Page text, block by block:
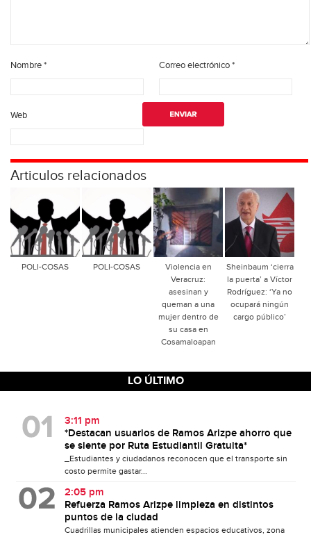
Nombre* Correo electrónico*
Web
Articulos relacionados
POLI-COSAS POLI-COSAS
Violencia en
Veracruz:
asesinan y
queman a una
mujer dentro de
su casa en
Cosamaloapan
Sheinbaum ‘cierra
la puerta’ a Víctor
Rodríguez: ‘Ya no
ocupará ningún
cargo público’
LO ÚLTIMO
3:11 pm
*Destacan usuarios de Ramos Arizpe ahorro que
se siente por Ruta Estudiantil Gratuita*
_Estudiantes y ciudadanos reconocen que el transporte sin
costo permite gastar...
2:05 pm
Refuerza Ramos Arizpe limpieza en distintos
puntos de la ciudad
Cuadrillas municipales atienden espacios educativos, zona